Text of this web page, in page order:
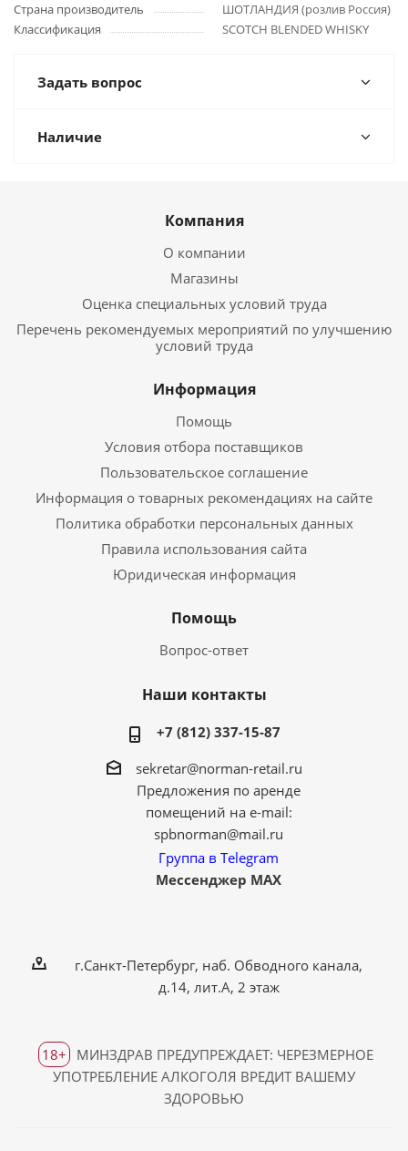
Страна производитель
ШОТЛАНДИЯ (розлив Россия)
Классификация
SCOTCH BLENDED WHISKY
Задать вопрос
Наличие
Компания
О компании
Магазины
Оценка специальных условий труда
Перечень рекомендуемых мероприятий по улучшению
условий труда
Информация
Помощь
Условия отбора поставщиков
Пользовательское соглашение
Информация о товарных рекомендациях на сайте
Политика обработки персональных данных
Правила использования сайта
Юридическая информация
Помощь
Вопрос-ответ
Наши контакты
+7 (812) 337-15-87
sekretar@norman-retail.ru
Предложения по аренде
помещений на e-mail:
spbnorman@mail.ru
Группа в Telegram
Мессенджер MAX
г.Санкт-Петербург, наб. Обводного канала,
д.14, лит.А, 2 этаж
18+
МИНЗДРАВ ПРЕДУПРЕЖДАЕТ: ЧЕРЕЗМЕРНОЕ
УПОТРЕБЛЕНИЕ АЛКОГОЛЯ ВРЕДИТ ВАШЕМУ
ЗДОРОВЬЮ